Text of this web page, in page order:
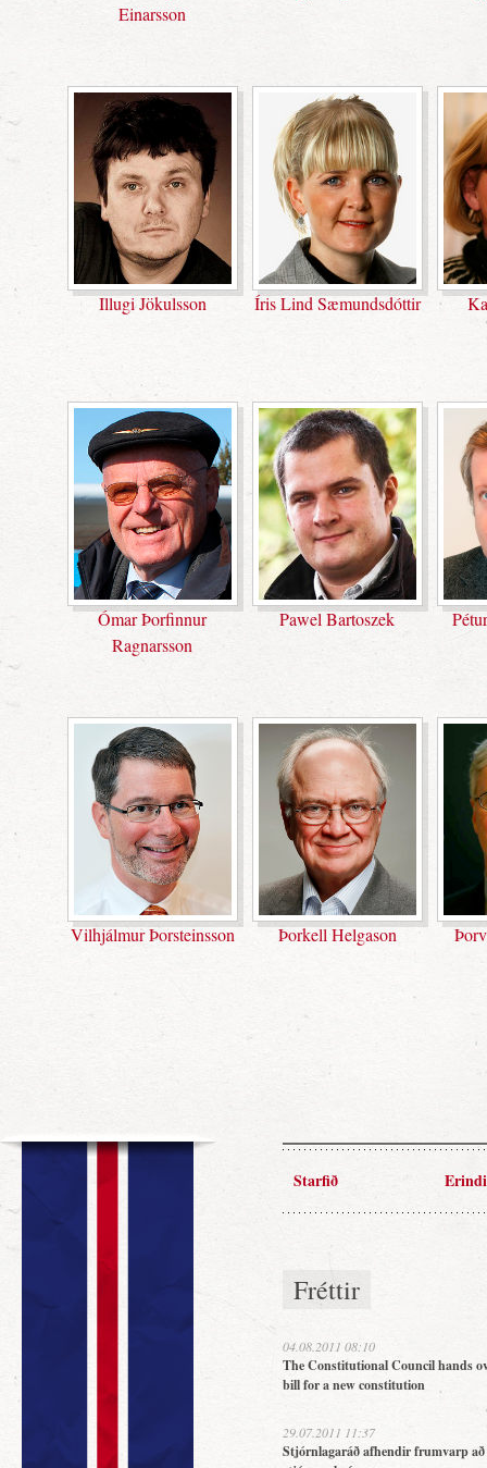
Einarsson
Illugi Jökulsson Íris Lind Sæmundsdóttir
Ómar Þorfinnur
Ragnarsson
Pawel Bartoszek
Vilhjálmur Þorsteinsson Þorkell Helgason
Starfið Erindi
Fréttir
04.08.2011 08:10
The Constitutional Council hands
bill for a new constitution
29.07.2011 11:37
Stjórnlagaráð afhendir frumvarp